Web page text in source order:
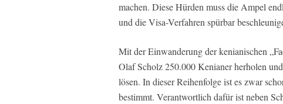
machen. Diese Hürden muss die Ampel
und die Visa-Verfahren spürbar
Mit der Einwanderung der kenianischen
Olaf Scholz 250.000 Kenianer herholen
lösen. In dieser Reihenfolge ist es zwar
bestimmt. Verantwortlich dafür ist neben